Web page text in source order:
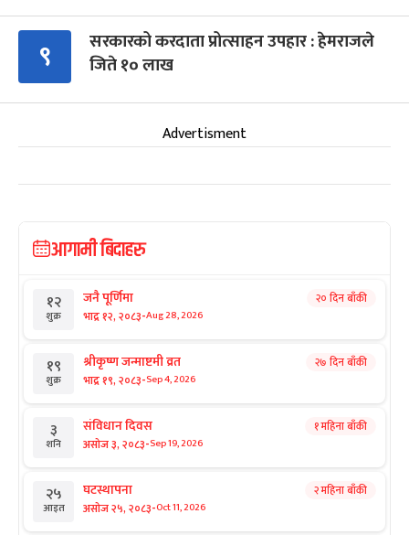
९
सरकारको करदाता प्रोत्साहन उपहार : हेमराजले
जिते १० लाख
Advertisment
आगामी बिदाहरु
१२
शुक्र
जनै पूर्णिमा
भाद्र १२, २०८३-Aug 28, 2026
२० दिन बाँकी
१९
शुक्र
श्रीकृष्ण जन्माष्टमी व्रत
भाद्र १९, २०८३-Sep 4, 2026
२७ दिन बाँकी
३
शनि
संविधान दिवस
असोज ३, २०८३-Sep 19, 2026
१ महिना बाँकी
२५
आइत
घटस्थापना
असोज २५, २०८३-Oct 11, 2026
२ महिना बाँकी